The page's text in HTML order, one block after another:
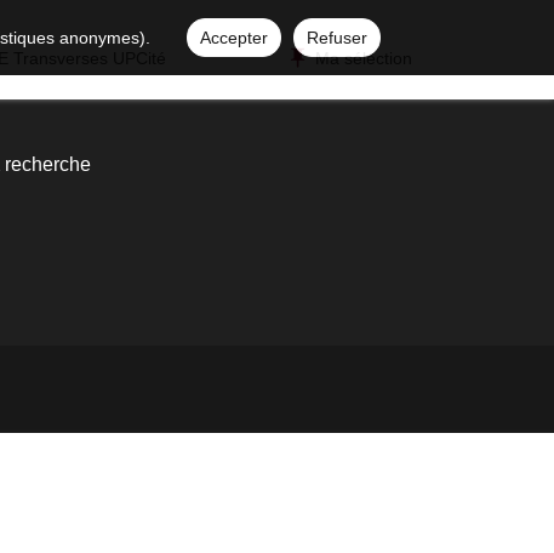
anonymes). Accepter
Refuser
Ma sélection
recherche